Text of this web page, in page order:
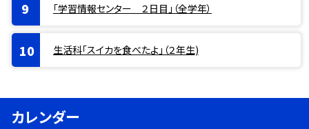
「学習情報センター ２日目」（全学年）
生活科「スイカを食べたよ」（２年生)
カレンダー